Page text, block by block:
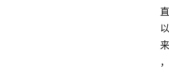
直
以
来
，